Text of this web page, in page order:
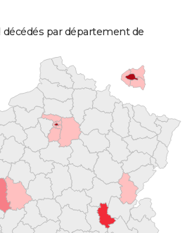
par département de